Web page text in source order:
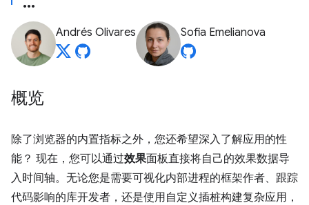
Andrés Olivares Sofia Emelianova
概览
除了浏览器的内置指标之外，您还希望深入了解应用的性
能？ 现在，您可以通过效果面板直接将自己的效果数据导
入时间轴。无论您是需要可视化内部进程的框架作者、跟踪
代码影响的库开发者，还是使用自定义插桩构建复杂应用，